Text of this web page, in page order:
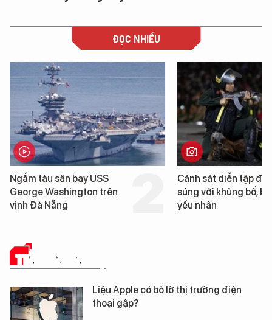
ĐỌC NHIỀU
Cảnh sát diễn tập đấu
súng với khủng bố, bảo vệ
yếu nhân
Cận cảnh chiến hạm
tống tàu sân bay USS
George Washington
TIN CÔNG NGHỆ
Liệu Apple có bỏ lỡ thị trường điện
thoại gập?